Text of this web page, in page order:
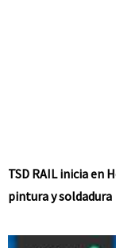
TSD RAIL inicia en
pintura y soldadura